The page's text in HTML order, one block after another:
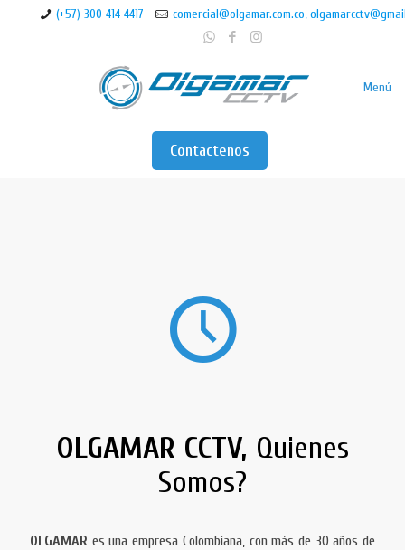
(+57) 300 414 4417 comercial@olgamar.com.co,
Menú
Contactenos
OLGAMAR CCTV, Quienes
Somos?
OLGAMAR es una empresa Colombiana, con más de 30 años de